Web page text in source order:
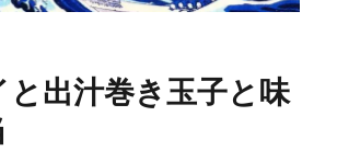
と出汁巻き玉子と味